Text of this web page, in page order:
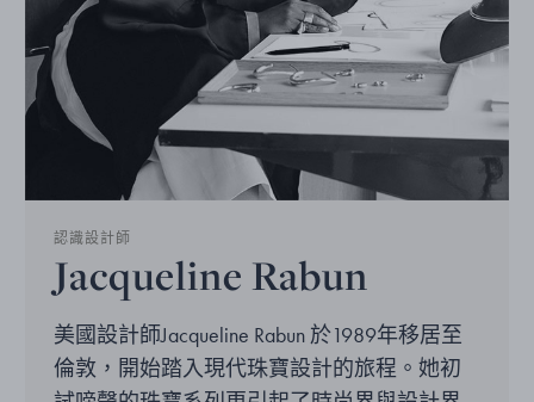
認識設計師
Jacqueline Rabun
美國設計師Jacqueline Rabun 於1989年移居至
倫敦，開始踏入現代珠寶設計的旅程。她初